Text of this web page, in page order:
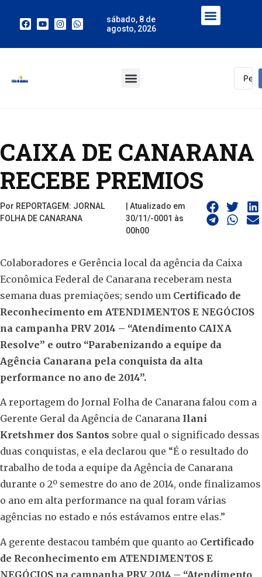
sábado, 8 de
agosto, 2026
CAIXA DE CANARANA
RECEBE PREMIOS
Por REPORTAGEM: JORNAL
FOLHA DE CANARANA
| Atualizado em
30/11/-0001 às
00h00
Colaboradores e Gerência local da agência da Caixa
Econômica Federal de Canarana receberam nesta
semana duas premiações; sendo um Certificado de
Reconhecimento em ATENDIMENTOS E NEGÓCIOS
na campanha PRV 2014 – “Atendimento CAIXA
Resolve” e outro “Parabenizando a equipe da
Agência Canarana pela conquista da alta
performance no ano de 2014”.
A reportagem do Jornal Folha de Canarana falou com a
Gerente Geral da Agência de Canarana Ilani
Kretshmer dos Santos sobre qual o significado dessas
duas conquistas, e ela declarou que “É o resultado do
trabalho de toda a equipe da Agência de Canarana
durante o 2º semestre do ano de 2014, onde finalizamos
o ano em alta performance na qual foram várias
agências no estado e nós estávamos entre elas.”
A gerente destacou também que quanto ao Certificado
de Reconhecimento em ATENDIMENTOS E
NEGÓCIOS na campanha PRV 2014 – “Atendimento